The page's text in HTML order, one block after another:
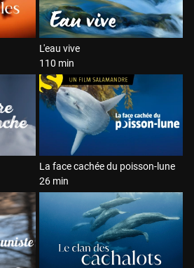
L'eau vive
110 min
La face cachée du poisson-lune
26 min